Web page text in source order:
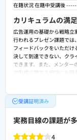
在籍状況 在籍中受講後
カリキュラムの満
広告運用の基礎から戦略立
行われるプレゼン課題では
フィードバックをいただ
決して到達できない、クラ
できます。また、メンター
ア形成に関する相談にも
受講生同士で切磋琢磨で
費用に対する満足度
受講料は他校と比べても
アウトプットの機会、そし
受講証明済み
実務目線の課題が
4